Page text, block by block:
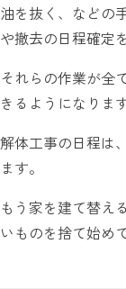
油を抜く、などの
や撤去の日程確定
それらの作業が全
きるようになります
解体工事の日程は
ます。
もう家を建て替え
いものを捨て始め